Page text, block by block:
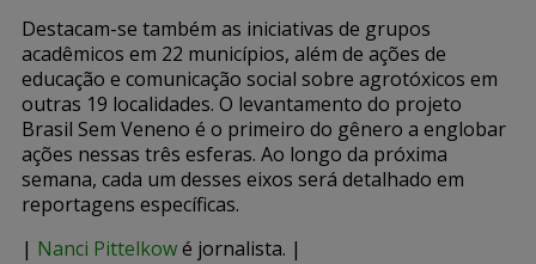
Destacam-se também as iniciativas de grupos
acadêmicos em 22 municípios, além de ações de
educação e comunicação social sobre agrotóxicos em
outras 19 localidades. O levantamento do projeto
Brasil Sem Veneno é o primeiro do gênero a englobar
ações nessas três esferas. Ao longo da próxima
semana, cada um desses eixos será detalhado em
reportagens específicas.
| Nanci Pittelkowé jornalista. |